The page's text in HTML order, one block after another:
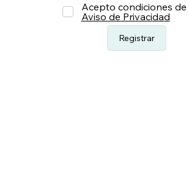
Registrar
Acepto condiciones de
Aviso de Privacidad